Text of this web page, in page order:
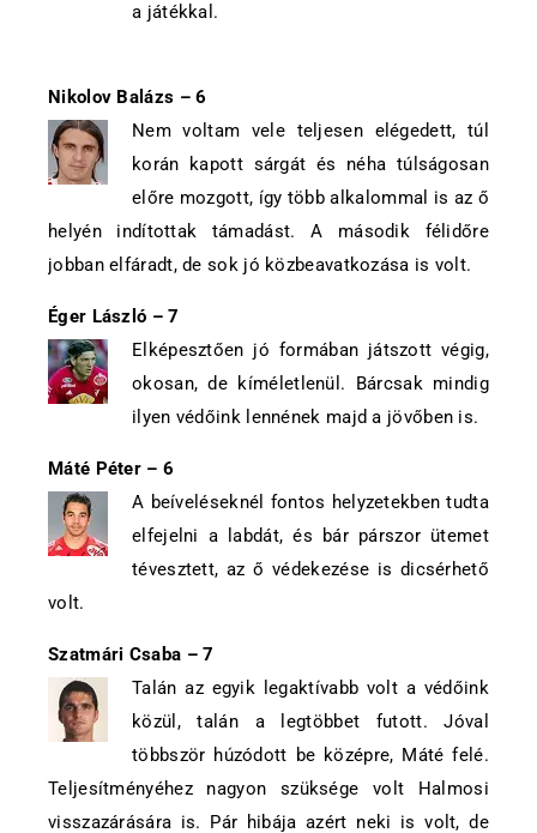
a játékkal.
Nikolov Balázs – 6
Nem voltam vele teljesen elégedett, túl
korán kapott sárgát és néha túlságosan
előre mozgott, így több alkalommal is az ő
helyén indítottak támadást. A második félidőre
jobban elfáradt, de sok jó közbeavatkozása is volt.
Éger László – 7
Elképesztően jó formában játszott végig,
okosan, de kíméletlenül. Bárcsak mindig
ilyen védőink lennének majd a jövőben is.
Máté Péter – 6
A beíveléseknél fontos helyzetekben tudta
elfejelni a labdát, és bár párszor ütemet
tévesztett, az ő védekezése is dicsérhető
volt.
Szatmári Csaba – 7
Talán az egyik legaktívabb volt a védőink
közül, talán a legtöbbet futott. Jóval
többször húzódott be középre, Máté felé.
Teljesítményéhez nagyon szüksége volt Halmosi
visszazárására is. Pár hibája azért neki is volt, de